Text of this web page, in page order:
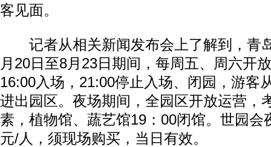
客见面。
记者从相关新闻发布会上了解到，青
月20日至8月23日期间，每周五、周六开
16:00入场，21:00停止入场、闭园，游客
进出园区。夜场期间，全园区开放运营，
素，植物馆、蔬艺馆19：00闭馆。世园会
元/人，须现场购买，当日有效。